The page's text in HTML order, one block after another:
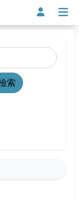
典藏靜宜使用者
索